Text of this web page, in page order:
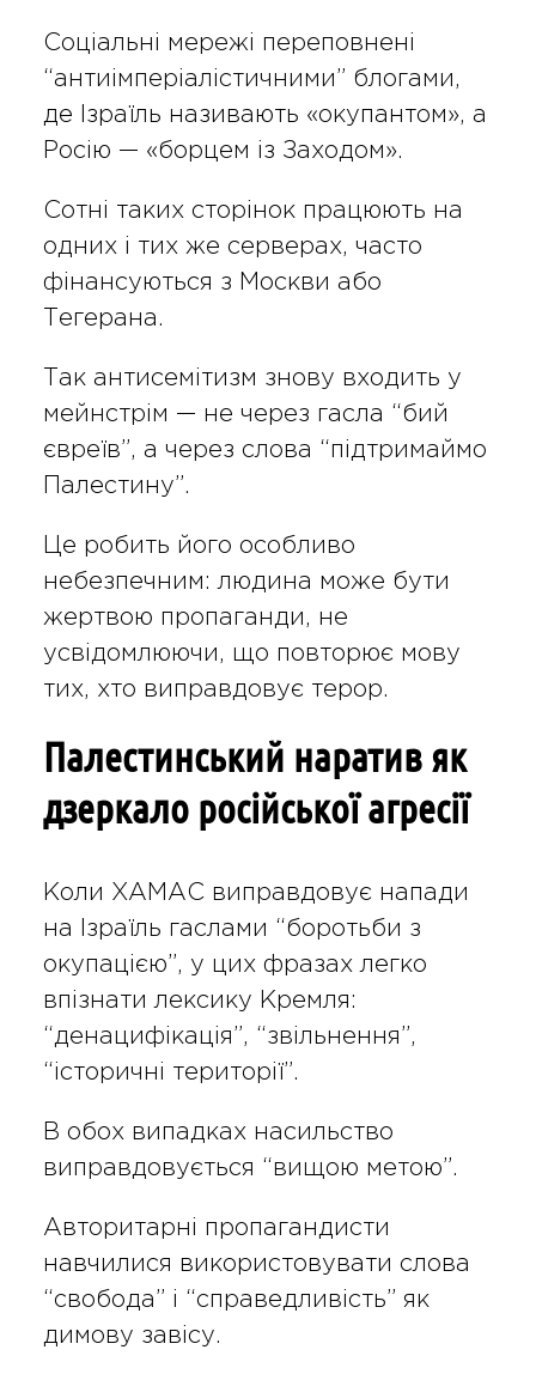
Соціальні мережі переповнені
“антиімперіалістичними” блогами,
де Ізраїль називають «окупантом», а
Росію — «борцем із Заходом».
Сотні таких сторінок працюють на
одних і тих же серверах, часто
фінансуються з Москви або
Тегерана.
Так антисемітизм знову входить у
мейнстрім — не через гасла “бий
євреїв”, а через слова “підтримаймо
Палестину”.
Це робить його особливо
небезпечним: людина може бути
жертвою пропаганди, не
усвідомлюючи, що повторює мову
тих, хто виправдовує терор.
Палестинський наратив як
дзеркало російської агресії
Коли ХАМАС виправдовує напади
на Ізраїль гаслами “боротьби з
окупацією”, у цих фразах легко
впізнати лексику Кремля:
“денацифікація”, “звільнення”,
“історичні території”.
В обох випадках насильство
виправдовується “вищою метою”.
Авторитарні пропагандисти
навчилися використовувати слова
“свобода” і “справедливість” як
димову завісу.